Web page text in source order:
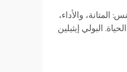
والأداء،
البولي إيثيلين
أمام الأشعة فوق